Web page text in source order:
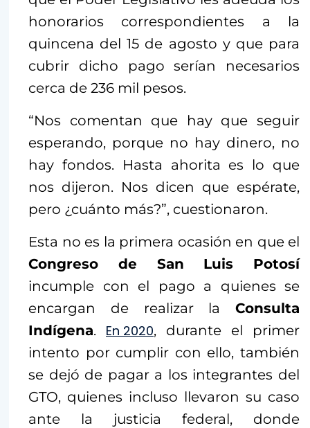
honorarios correspondientes a la
quincena del 15 de agosto y que para
cubrir dicho pago serían necesarios
cerca de 236 mil pesos.
“Nos comentan que hay que seguir
esperando, porque no hay dinero, no
hay fondos. Hasta ahorita es lo que
nos dijeron. Nos dicen que espérate,
pero ¿cuánto más?”, cuestionaron.
Esta no es la primera ocasión en que el
Congreso de San Luis Potosí
incumple con el pago a quienes se
encargan de realizar la Consulta
Indígena. En 2020, durante el primer
intento por cumplir con ello, también
se dejó de pagar a los integrantes del
GTO, quienes incluso llevaron su caso
ante la justicia federal, donde